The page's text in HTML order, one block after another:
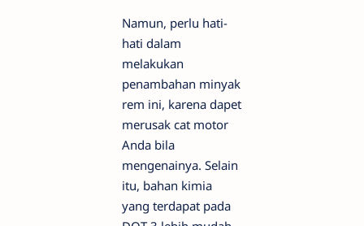
Namun, perlu hati-
hati dalam
melakukan
penambahan minyak
rem ini, karena dapet
merusak cat motor
Anda bila
mengenainya. Selain
itu, bahan kimia
yang terdapat pada